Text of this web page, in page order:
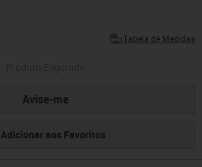
Tabela de Medidas
Avise-me
Adicionar aos Favoritos